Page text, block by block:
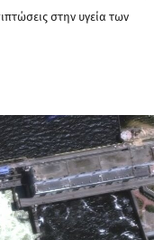
στην υγεία των